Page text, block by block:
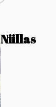
Niillas